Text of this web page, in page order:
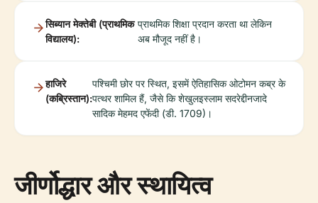
सिब्यान मेक्तेबी (प्राथमिक
विद्यालय):
प्राथमिक शिक्षा प्रदान करता था लेकिन
अब मौजूद नहीं है।
हाजिरे
(कब्रिस्तान):
पश्चिमी छोर पर स्थित, इसमें ऐतिहासिक ओटोमन कब्र के
पत्थर शामिल हैं, जैसे कि शेखुलइस्लाम सदरेद्दीनजादे
सादिक मेहमद एफेंदी (डी. 1709)।
जीर्णोद्धार और स्थायित्व